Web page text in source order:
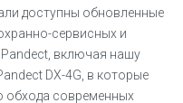
доступны обновленные
сервисных и
включая нашу
DX-4G, в которые
обхода современных